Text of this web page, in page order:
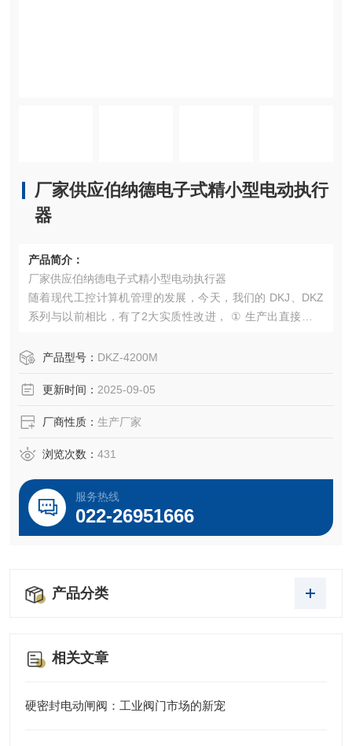
厂家供应伯纳德电子式精小型电动执行
器
产品简介：
厂家供应伯纳德电子式精小型电动执行器
随着现代工控计算机管理的发展，今天，我们的 DKJ、DKZ
系列与以前相比，有了2大实质性改进， ① 生产出直接受计
改进型产品 ② 将电路控制部分灌封在一个小型塑料盒中。
产品型号： DKZ-4200M
更新时间： 2025-09-05
厂商性质： 生产厂家
浏览次数： 431
服务热线
022-26951666
产品分类
相关文章
硬密封电动闸阀：工业阀门市场的新宠